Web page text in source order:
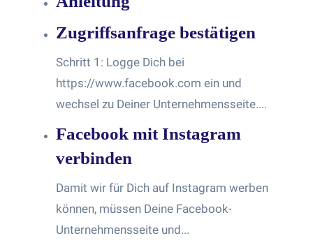
Zugriffsanfrage bestätigen
Schritt 1: Logge Dich bei
https://www.facebook.com ein und
wechsel zu Deiner Unternehmensseite....
Facebook mit Instagram
verbinden
Damit wir für Dich auf Instagram werben
können, müssen Deine Facebook-
Unternehmensseite und...